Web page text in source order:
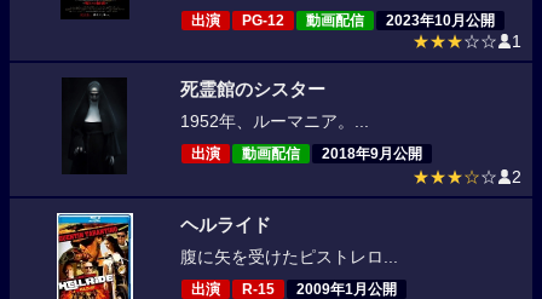
出演 PG-12 動画配信 2023年10月公開
★★★☆☆ 1
死霊館のシスター
1952年、ルーマニア。...
出演 動画配信 2018年9月公開
★★★☆☆ 2
ヘルライド
腹に矢を受けたピストレロ...
出演 R-15 2009年1月公開